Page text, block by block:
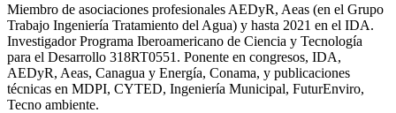
Miembro de asociaciones profesionales AEDyR, Aeas (en el Grupo
Trabajo Ingeniería Tratamiento del Agua) y hasta 2021 en el IDA.
Investigador Programa Iberoamericano de Ciencia y Tecnología
para el Desarrollo 318RT0551. Ponente en congresos, IDA,
AEDyR, Aeas, Canagua y Energía, Conama, y publicaciones
técnicas en MDPI, CYTED, Ingeniería Municipal, FuturEnviro,
Tecno ambiente.